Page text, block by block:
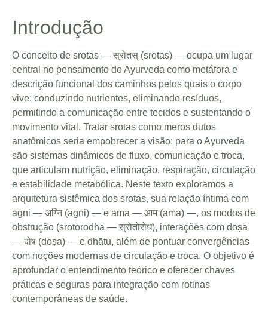
Introdução
O conceito de srotas — स्रोतस् (srotas) — ocupa um lugar
central no pensamento do Ayurveda como metáfora e
descrição funcional dos caminhos pelos quais o corpo
vive: conduzindo nutrientes, eliminando resíduos,
permitindo a comunicação entre tecidos e sustentando o
movimento vital. Tratar srotas como meros dutos
anatômicos seria empobrecer a visão: para o Ayurveda
são sistemas dinâmicos de fluxo, comunicação e troca,
que articulam nutrição, eliminação, respiração, circulação
e estabilidade metabólica. Neste texto exploramos a
arquitetura sistêmica dos srotas, sua relação íntima com
agni — अग्नि (agni) — e āma — आम (āma) —, os modos de
obstrução (srotorodha — स्रोतोरोध), interações com doṣa
— दोष (doṣa) — e dhātu, além de pontuar convergências
com noções modernas de circulação e troca. O objetivo é
aprofundar o entendimento teórico e oferecer chaves
práticas e seguras para integração com rotinas
contemporâneas de saúde.